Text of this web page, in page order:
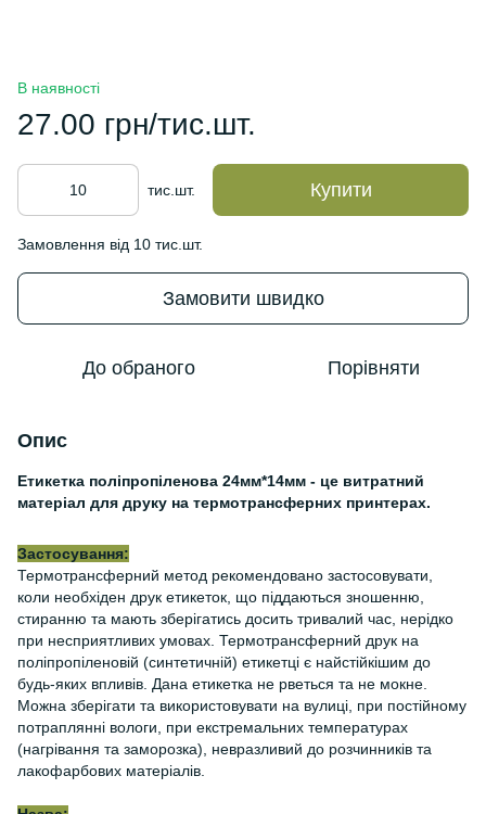
В наявності
27.00 грн/тис.шт.
тис.шт. Купити
Замовлення від 10 тис.шт.
Замовити швидко
До обраного Порівняти
Опис
Етикетка поліпропіленова 24мм*14мм - це витратний
матеріал для друку на термотрансферних принтерах.
Застосування:
Термотрансферний метод рекомендовано застосовувати,
коли необхіден друк етикеток, що піддаються зношенню,
стиранню та мають зберігатись досить тривалий час, нерідко
при несприятливих умовах. Термотрансферний друк на
поліпропіленовій (синтетичній) етикетці є найстійкішим до
будь-яких впливів. Дана етикетка не рветься та не мокне.
Можна зберігати та використовувати на вулиці, при постійному
потраплянні вологи, при екстремальних температурах
(нагрівання та заморозка), невразливий до розчинників та
лакофарбових матеріалів.